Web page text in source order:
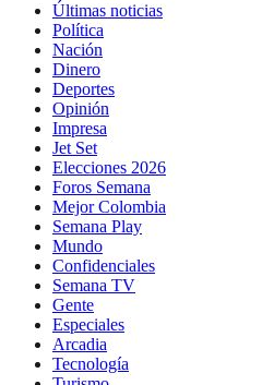
Últimas noticias
Política
Nación
Dinero
Deportes
Opinión
Impresa
Jet Set
Elecciones 2026
Foros Semana
Mejor Colombia
Semana Play
Mundo
Confidenciales
Semana TV
Gente
Especiales
Arcadia
Tecnología